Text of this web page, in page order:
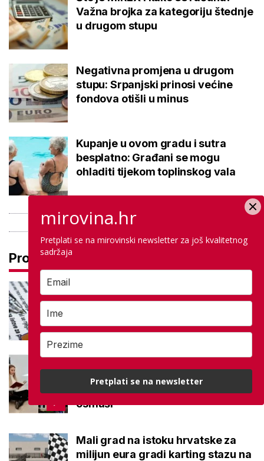
Važna brojka za kategoriju štednje
u drugom stupu
Negativna promjena u drugom
stupu: Srpanjski prinosi većine
fondova otišli u minus
Kupanje u ovom gradu i sutra
besplatno: Građani se mogu
ohladiti tijekom toplinskog vala
Pročitaj još
boje, a samo je jednom bila tema
Ovo je 10 srednjoškolskih
smjerova u Karlovačkoj županiji
koje su 2026. upisali najbolji
osmaši
Mali grad na istoku hrvatske za
milijun eura gradi karting stazu na
mirovina.hr
Pretplati se na mirovinski newsletter za još kvalitetnog
sadržaja
Pretplati se na newsletter